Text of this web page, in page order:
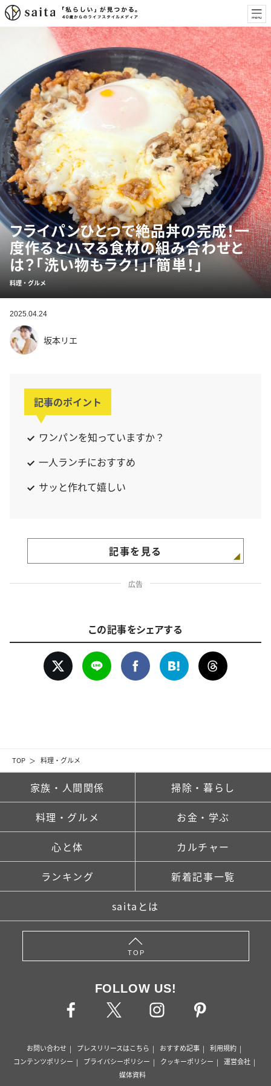
TOP 料理・グルメ
フライパンひとつで絶品丼の完成！一
度作るとハマる食材の組み合わせと
は？「洗い物もラク！」「簡単！」
料理・グルメ
2025.04.24
坂本リエ
記事のポイント
ワンパンを知っていますか？
一人ランチにおすすめ
サッと作れて嬉しい
記事を見る
広告
この記事をシェアする
家族・人間関係 掃除・暮らし
料理・グルメ お金・学ぶ
心と体 カルチャー
ランキング 新着記事一覧
saitaとは
TOP
FOLLOW US!
お問い合わせ プレスリリースはこちら おすすめ記事
利用規約
コンテンツポリシー
プライバシーポリシー クッキーポリシー
運営会社
媒体資料